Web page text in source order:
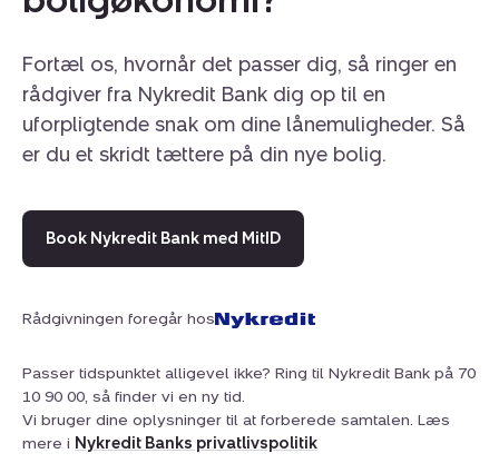
Fortæl os, hvornår det passer dig, så ringer en
rådgiver fra Nykredit Bank dig op til en
uforpligtende snak om dine lånemuligheder. Så
er du et skridt tættere på din nye bolig.
Book Nykredit Bank med MitID
Rådgivningen foregår hos
Passer tidspunktet alligevel ikke? Ring til Nykredit Bank på 70
10 90 00, så finder vi en ny tid.
Vi bruger dine oplysninger til at forberede samtalen. Læs
mere i Nykredit Banks privatlivspolitik